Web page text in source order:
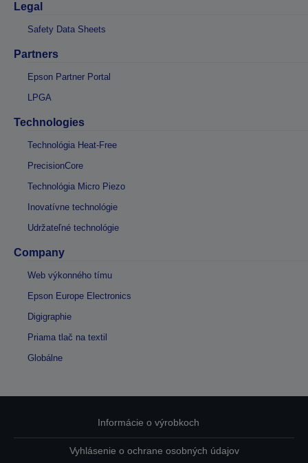
Legal
Safety Data Sheets
Partners
Epson Partner Portal
LPGA
Technologies
Technológia Heat-Free
PrecisionCore
Technológia Micro Piezo
Inovatívne technológie
Udržateľné technológie
Company
Web výkonného tímu
Epson Europe Electronics
Digigraphie
Priama tlač na textil
Globálne
Informácie o výrobkoch
Vyhlásenie o ochrane osobných údajov